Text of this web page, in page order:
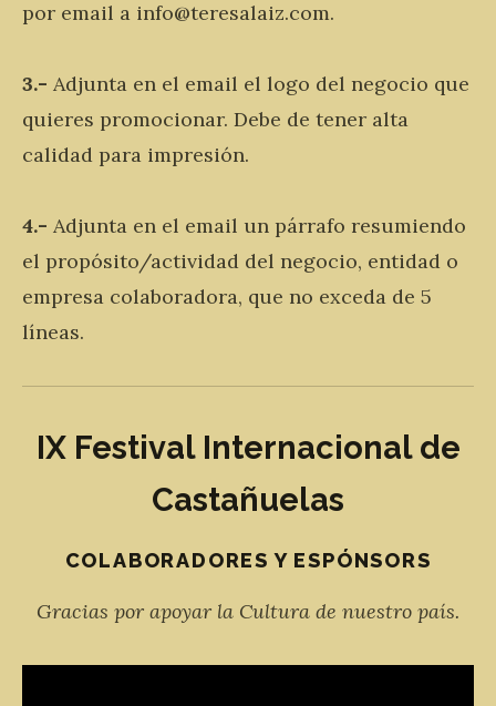
por email a info@teresalaiz.com.
3.- Adjunta en el email el logo del negocio que
quieres promocionar. Debe de tener alta
calidad para impresión.
4.- Adjunta en el email un párrafo resumiendo
el propósito/actividad del negocio, entidad o
empresa colaboradora, que no exceda de 5
líneas.
IX Festival Internacional de
Castañuelas
COLABORADORES Y ESPÓNSORS
Gracias por apoyar la Cultura de nuestro país.